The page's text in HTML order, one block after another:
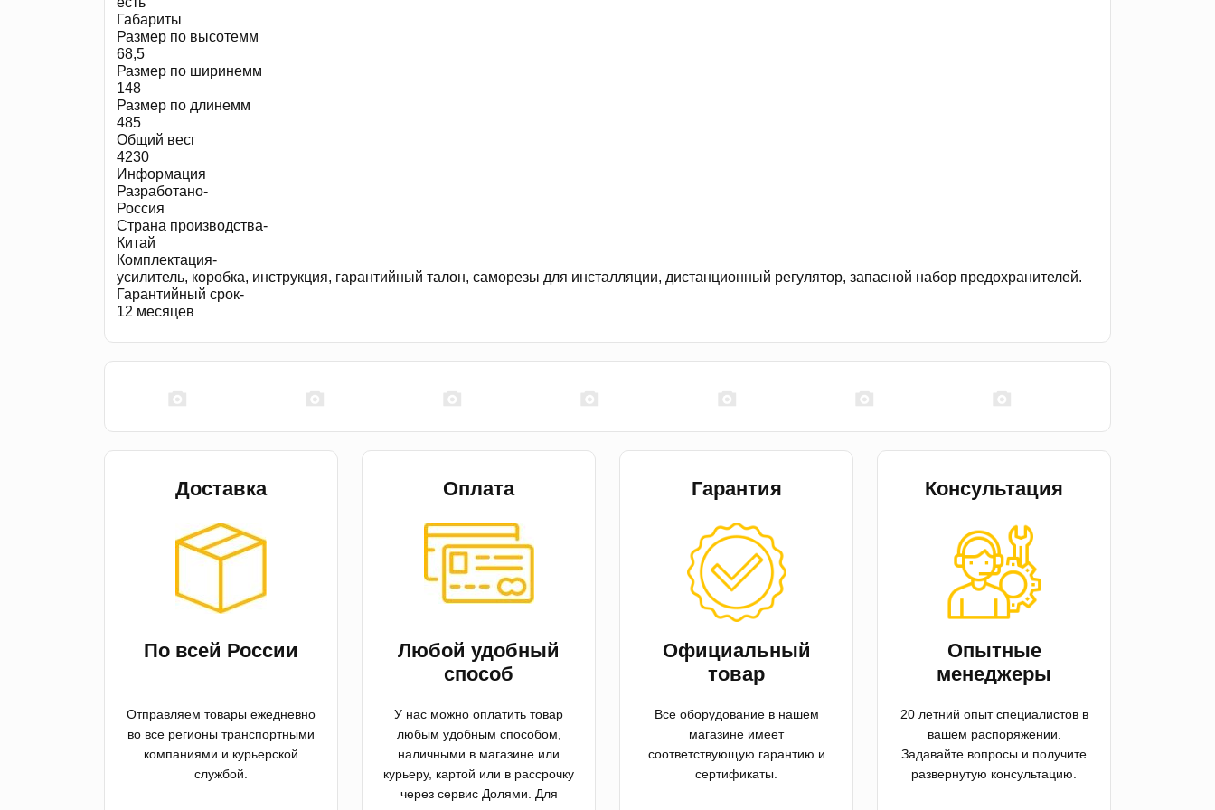
Габариты
Размер по высотемм
68,5
Размер по ширинемм
148
Размер по длинемм
485
Общий весг
4230
Информация
Разработано-
Россия
Страна производства-
Китай
Комплектация-
усилитель, коробка, инструкция, гарантийный талон, саморезы для инсталляции, дистанционный регулятор, запасной набор предохранителей.
Гарантийный срок-
12 месяцев
Доставка
По всей России
Отправляем товары ежедневно
во все регионы транспортными
компаниями и курьерской
службой.
Оплата
Любой удобный
способ
У нас можно оплатить товар
любым удобным способом,
наличными в магазине или
курьеру, картой или в рассрочку
через сервис Долями. Для
Гарантия
Официальный
товар
Все оборудование в нашем
магазине имеет
соответствующую гарантию и
сертификаты.
Консультация
Опытные
менеджеры
20 летний опыт специалистов в
вашем распоряжении.
Задавайте вопросы и получите
развернутую консультацию.